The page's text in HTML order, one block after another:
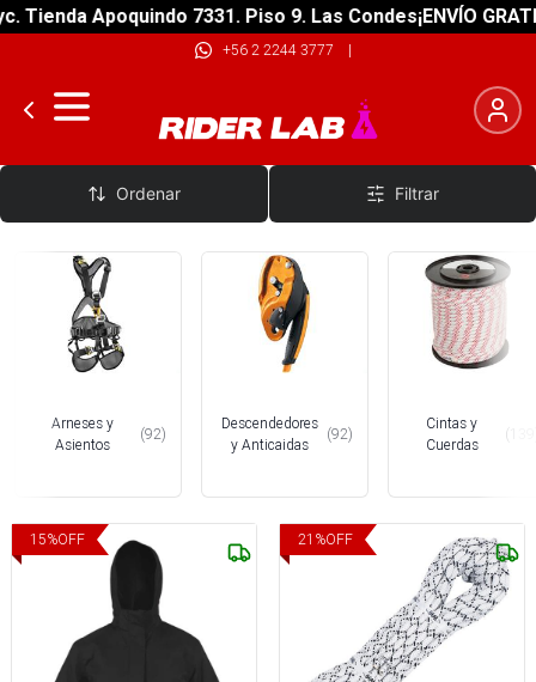
Apoquindo 7331. Piso 9. Las Condes¡ENVÍO GRATIS!
+56 2 2244 3777 |
Trabajo - Rescate Altura
Ordenar Filtrar
Arneses y
Asientos
(92)
Descendedores
y Anticaidas
(92)
Cintas y
Cuerdas
(
15%OFF 21 %OFF